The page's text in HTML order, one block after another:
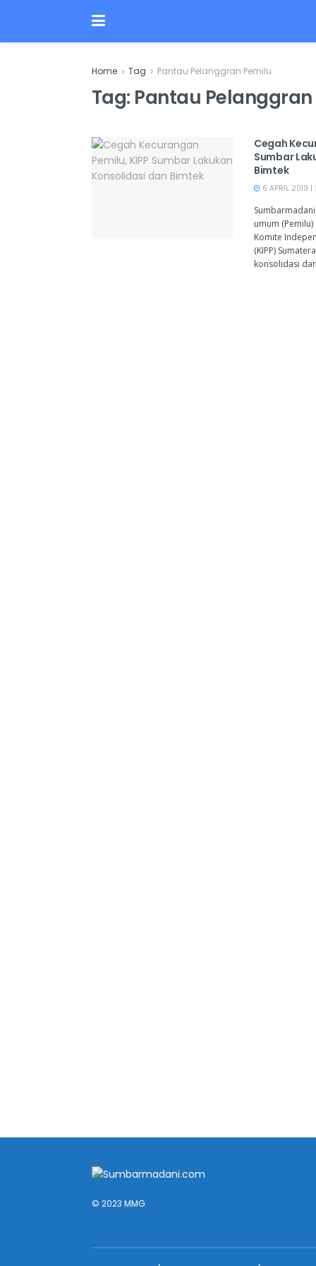
Home Tag Pantau Pelanggran Pemilu
Tag: Pantau
Cegah
Sumbar
Bimtek
6 APRIL 2019
umum
Komite
(KIPP)
konsolidasi
© 2023 MMG